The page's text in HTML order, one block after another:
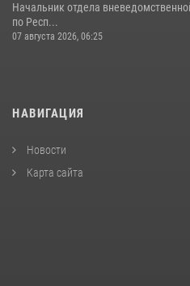
Начальник отдела
по Респ...
07 августа 2026, 06:25
НАВИГАЦИЯ
Новости
Карта сайта